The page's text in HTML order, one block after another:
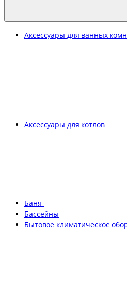
Аксессуары для ванных
Аксессуары для котлов
Баня
Бассейны
Бытовое климатическое